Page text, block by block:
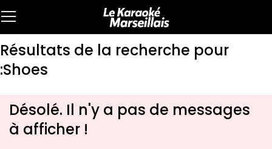
Résultats de la recherche pour
:Shoes
Désolé. Il n'y a pas de messages
à afficher !